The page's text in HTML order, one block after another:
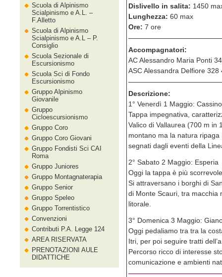
Dislivello in salita: 1450
Lunghezza: 60 max
Ore: 7 ore
Accompagnatori:
AC Alessandro Maria Ponti
ASC Alessandra Delfiore
Descrizione:
1° Venerdì 1 Maggio:
Tappa impegnativa,
Valico di Vallaurea (700 m in
montano ma la natura
segnati dagli eventi della
2° Sabato 2 Maggio:
Oggi la tappa è più
Si attraversano i borghi di
di Monte Scauri, tra macchia
litorale.
3° Domenica 3 Maggio:
Oggi pedaliamo tra tra la
Itri, per poi seguire tratti
Percorso ricco di interesse
comunicazione e ambienti
Scuola di Alpinismo
Scialpinismo e A.L. –
F.Alletto
Scuola di Alpinismo
Scialpinismo e A.L – P.
Consiglio
Scuola Sezionale di
Escursionismo
Scuola Sci di Fondo
Escursionismo
Gruppo Alpinismo
Giovanile
Gruppo
Cicloescursionismo
Gruppo Coro
Gruppo Coro Giovani
Gruppo Fondisti Sci CAI
Roma
Gruppo Juniores
Gruppo Montagnaterapia
Gruppo Senior
Gruppo Speleo
Gruppo Torrentistico
Convenzioni
Contributi P.A. Legge 124
AREA RISERVATA
PRENOTAZIONI AULE
DIDATTICHE